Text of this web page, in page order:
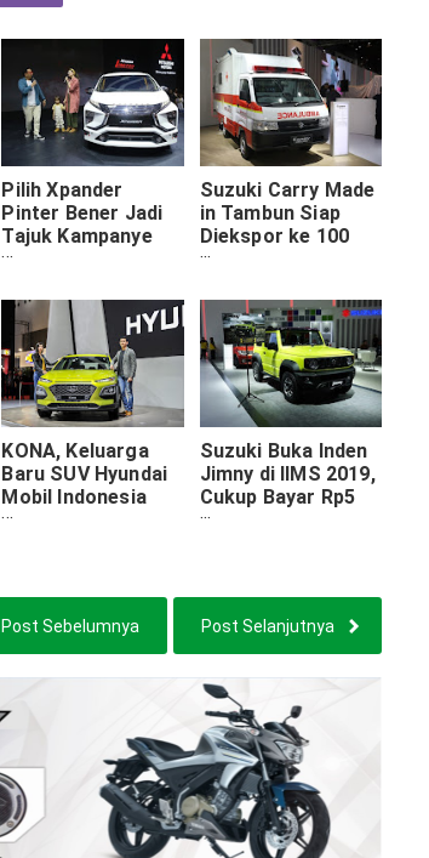
Pilih Xpander
Pinter Bener Jadi
Tajuk Kampanye
Mitsubishi di IIMS
Suzuki Carry Made
in Tambun Siap
Diekspor ke 100
Negara
KONA, Keluarga
Baru SUV Hyundai
Mobil Indonesia
Hadir di IIMS 2019
Suzuki Buka Inden
Jimny di IIMS 2019,
Cukup Bayar Rp5
juta
Post Selanjutnya
Post Sebelumnya